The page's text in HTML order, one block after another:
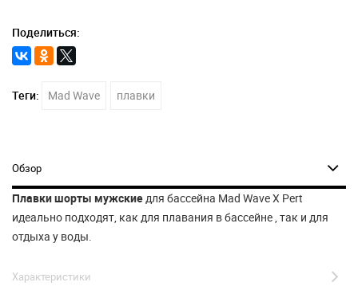
Поделиться:
Теги: Mad Wave плавки
Обзор
Плавки шорты мужские для бассейна Mad Wave X Pert
идеально подходят, как для плавания в бассейне , так и для
отдыха у воды.
Характеристики